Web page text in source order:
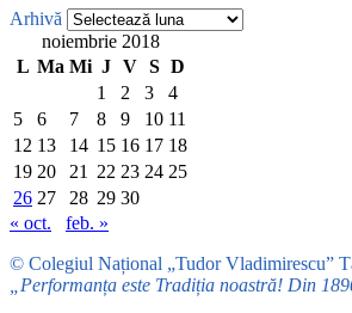
Arhivă
noiembrie 2018
L Ma Mi J V S D
1
2 3
4
5
6 7 8 9 10 11
12 13 14 15 16 17 18
19 20 21 22 23 24 25
26 27 28 29 30
« oct.
feb. »
© Colegiul Național „Tudor Vladimirescu”
„Performanța este Tradiția noastră! Din